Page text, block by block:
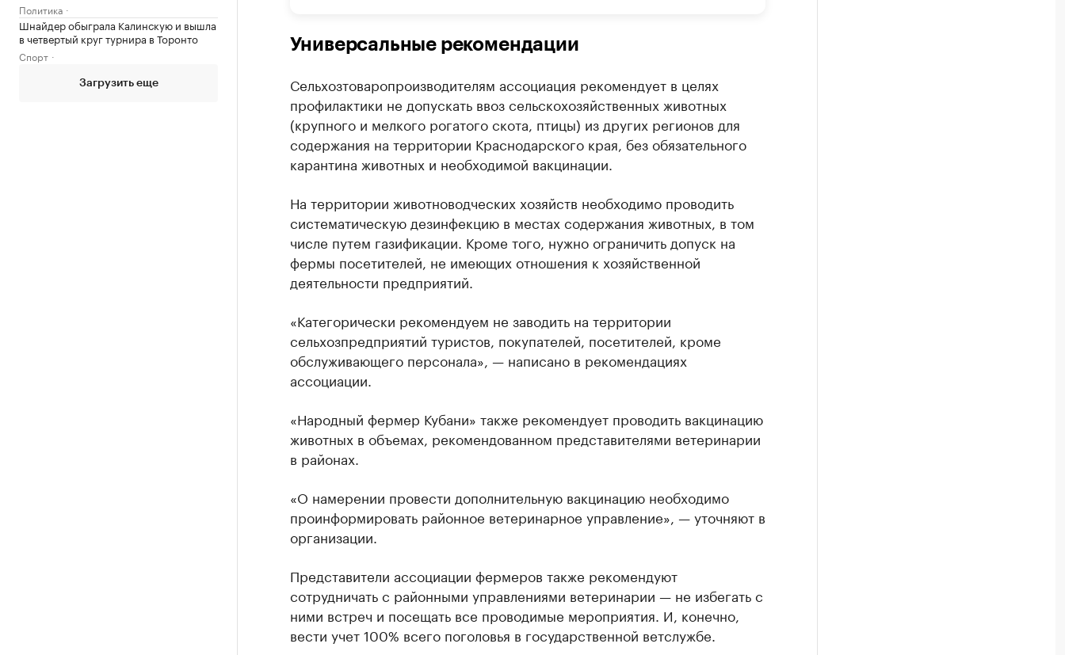
Политика
Шнайдер обыграла Калинскую и вышла
в четвертый круг турнира в Торонто
Спорт
Загрузить еще
Универсальные рекомендации
Сельхозтоваропроизводителям ассоциация рекомендует в целях
профилактики не допускать ввоз сельскохозяйственных животных
(крупного и мелкого рогатого скота, птицы) из других регионов для
содержания на территории Краснодарского края, без обязательного
карантина животных и необходимой вакцинации.
На территории животноводческих хозяйств необходимо проводить
систематическую дезинфекцию в местах содержания животных, в том
числе путем газификации. Кроме того, нужно ограничить допуск на
фермы посетителей, не имеющих отношения к хозяйственной
деятельности предприятий.
«Категорически рекомендуем не заводить на территории
сельхозпредприятий туристов, покупателей, посетителей, кроме
обслуживающего персонала», — написано в рекомендациях
ассоциации.
«Народный фермер Кубани» также рекомендует проводить вакцинацию
животных в объемах, рекомендованном представителями ветеринарии
в районах.
«О намерении провести дополнительную вакцинацию необходимо
проинформировать районное ветеринарное управление», — уточняют в
организации.
Представители ассоциации фермеров также рекомендуют
сотрудничать с районными управлениями ветеринарии — не избегать с
ними встреч и посещать все проводимые мероприятия. И, конечно,
вести учет 100% всего поголовья в государственной ветслужбе.